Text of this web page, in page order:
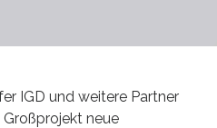
IGD und weitere Partner
neue